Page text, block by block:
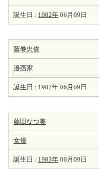
誕生日 : 1982年 06月09日
藤巻忠俊
漫画家
誕生日 : 1982年 06月09日
藤田なつ美
女優
誕生日 : 1983年 06月09日